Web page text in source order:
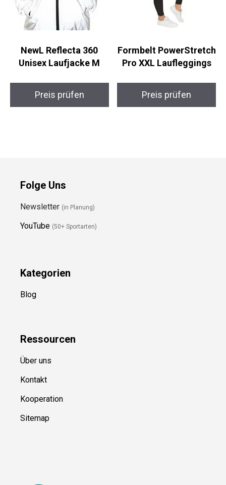
NewL Reflecta 360
Preis prüfen
Formbelt
Laufleggings
Folge Uns
Kategorien
Ressource